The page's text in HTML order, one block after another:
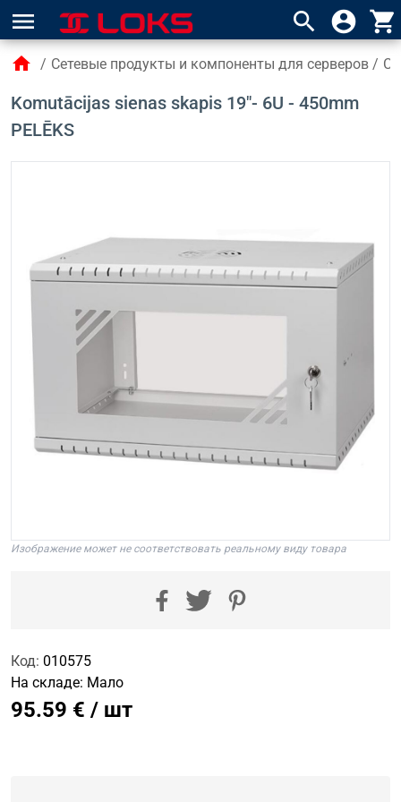
menu search account_circle shopping_cart
home / Сетевые продукты и компоненты для серверов /
Komutācijas sienas skapis 19"- 6U - 450mm
PELĒKS
Изображение может не соответствовать реальному виду товара
Код: 010575
На складе: Мало
95.59 € / шт